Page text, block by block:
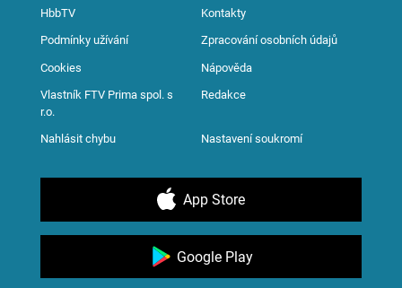
HbbTV Kontakty
Podmínky užívání Zpracování osobních údajů
Cookies Nápověda
Vlastník FTV Prima spol. s
r.o.
Redakce
Nahlásit chybu Nastavení soukromí
App Store
Google Play